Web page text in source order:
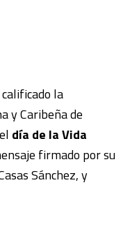
la
y Caribeña de
día de la Vida
firmado por su
Sánchez, y